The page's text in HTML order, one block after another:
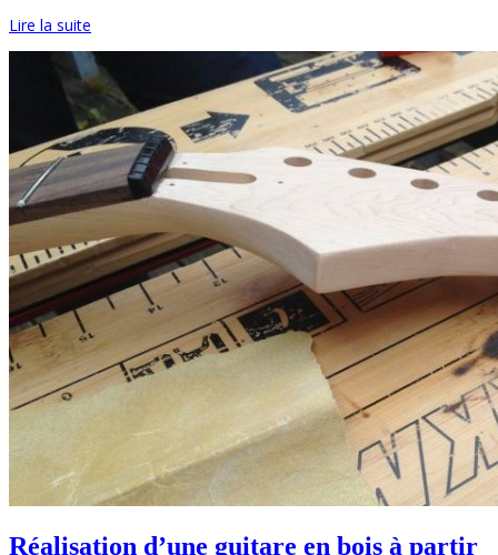
Lire la suite
Réalisation d’une guitare en bois à partir